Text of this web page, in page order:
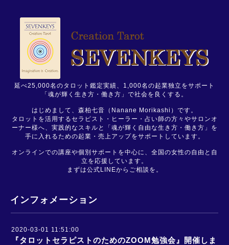
延べ25,000名のタロット鑑定実績、1,000名の起業独立をサポート
「魂が輝く生き方・働き方」で社会を良くする。
はじめまして、森柏七音（Nanane Morikashi）です。
タロットを活用するセラピスト・ヒーラー・占い師の方々やサロンオ
ーナー様へ、実践的なスキルと「魂が輝く自由な生き方・働き方」を
手に入れるための起業・売上アップをサポートしています。
オンラインでの講座や個別サポートを中心に、全国の女性の自由と自
立を応援しています。
まずは公式LINEからご相談を。
インフォメーション
2020-03-01 11:51:00
『タロットセラピストのためのZOOM勉強会』開催しま